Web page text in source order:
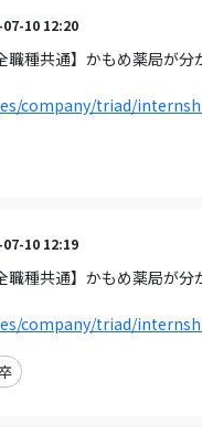
07-10 12:20
職種共通】かもめ薬局が
company/triad/
07-10 12:19
職種共通】かもめ薬局が
company/triad/